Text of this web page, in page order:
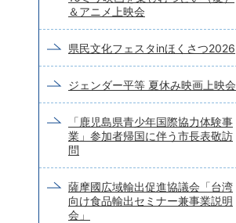
＆アニメ上映会
県民文化フェスタinほくさつ2026
ジェンダー平等 夏休み映画上映会
「鹿児島県青少年国際協力体験事
業」参加者帰国に伴う市長表敬訪
問
薩摩國広域輸出促進協議会「台湾
向け食品輸出セミナー兼事業説明
会」